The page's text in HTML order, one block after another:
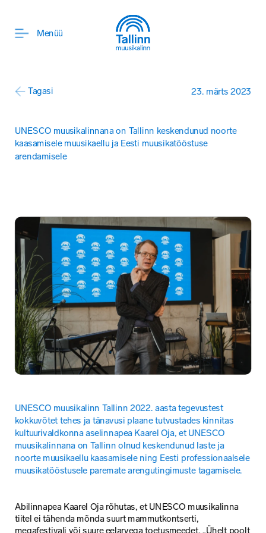
Menüü
23. märts 2023
Tagasi
UNESCO muusikalinnana on Tallinn keskendunud noorte
kaasamisele muusikaellu ja Eesti muusikatööstuse
arendamisele
UNESCO muusikalinn Tallinn 2022. aasta tegevustest
kokkuvõtet tehes ja tänavusi plaane tutvustades kinnitas
kultuurivaldkonna aselinnapea Kaarel Oja, et UNESCO
muusikalinnana on Tallinn olnud keskendunud laste ja
noorte muusikaellu kaasamisele ning Eesti professionaalsele
muusikatööstusele paremate arengutingimuste tagamisele.
Abilinnapea Kaarel Oja rõhutas, et UNESCO muusikalinna
tiitel ei tähenda mõnda suurt mammutkontserti,
megafestivali või suure eelarvega toetusmeedet. „Ühelt poolt